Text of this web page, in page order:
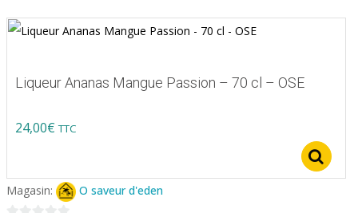
sur
Liqueur Ananas Mangue Passion – 70 cl – OSE
24,00€ TTC
Magasin: O saveur d'eden